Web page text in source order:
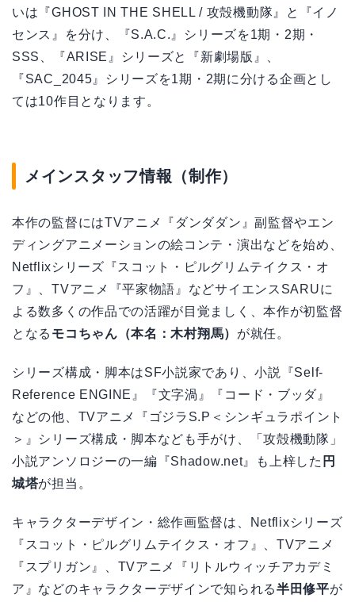
いは『GHOST IN THE SHELL / 攻殻機動隊』と『イノ
センス』を分け、『S.A.C.』シリーズを1期・2期・
SSS、『ARISE』シリーズと『新劇場版』、
『SAC_2045』シリーズを1期・2期に分ける企画とし
ては10作目となります。
メインスタッフ情報（制作）
本作の監督にはTVアニメ『ダンダダン』副監督やエン
ディングアニメーションの絵コンテ・演出などを始め、
Netflixシリーズ『スコット・ピルグリムテイクス・オ
フ』、TVアニメ『平家物語』などサイエンスSARUに
よる数多くの作品での活躍が目覚ましく、本作が初監督
となる モコちゃん（本名：木村翔馬） が就任。
シリーズ構成・脚本はSF小説家であり、小説『Self-
Reference ENGINE』『文字渦』『コード・ブッダ』
などの他、TVアニメ『ゴジラS.P＜シンギュラポイント
＞』シリーズ構成・脚本なども手がけ、「攻殻機動隊」
小説アンソロジーの一編『Shadow.net』も上梓した 円
城塔が担当。
キャラクターデザイン・総作画監督は、Netflixシリーズ
『スコット・ピルグリムテイクス・オフ』、TVアニメ
『スプリガン』、TVアニメ『リトルウィッチアカデミ
ア』などのキャラクターデザインで知られる半田修平が